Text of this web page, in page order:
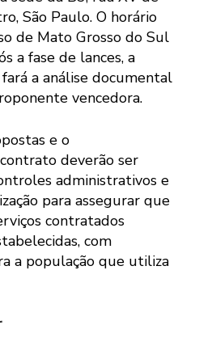
São Paulo. O horário
de Mato Grosso do Sul
a fase de lances, a
a análise documental
vencedora.
e o
deverão ser
administrativos e
para assegurar que
contratados
com
a população que utiliza